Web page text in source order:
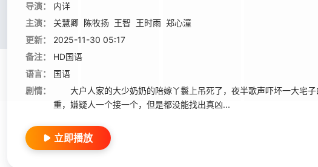
导演：
内详
主演：
关慧卿 陈牧扬 王智 王时雨 郑心潼
更新：
2025-11-30 05:17
备注：
HD国语
语言：
国语
剧情：
大户人家的大少奶奶的陪嫁丫鬟上吊死了，夜半歌声吓坏一大宅子
重，嫌疑人一个接一个，但是都没能找出真凶...
立即播放